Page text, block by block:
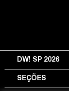
DW! SP 2026
SEÇÕES